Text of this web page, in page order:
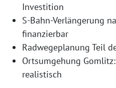
Investition
S-Bahn-Verlängerung
finanzierbar
Radwegeplanung Teil
Ortsumgehung
realistisch